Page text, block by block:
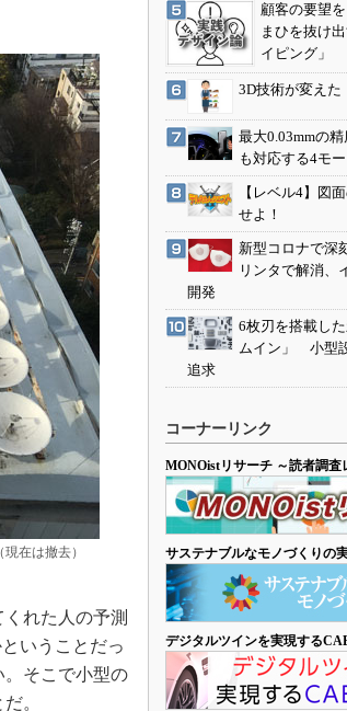
在は撤去）
れた人の予測
いうことだっ
そこで小型の
。
顧客の要望
まひを抜け
イピング」
3D技術が変えた
最大0.03mmの
も対応する4モ
【レベル4】図
せよ！
新型コロナで深
リンタで解消、
開発
6枚刃を搭載し
ムイン」 小型
追求
コーナーリンク
MONOistリサーチ ～読者調査
サステナブルなモノづくりの
デジタルツインを実現する